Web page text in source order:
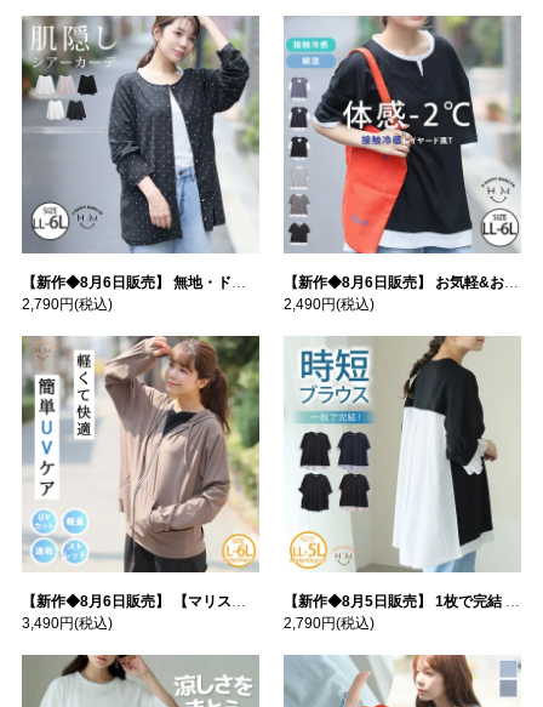
【新作◆8月6日販売】 無地・ドット柄から選べる 忍ばせ 活躍 シアー カーデ | 大きいサイズの通販ならハッピーマリリン
2,790円(税込)
【新作◆8月6日販売】 お気軽&お手軽 選べるデザイン 接触冷感 レイヤード風 コットン トップス | 大きいサイズの通販ならハッピーマリリン
2,490円(税込)
【新作◆8月6日販売】 【マリスポーツ】 運動初心者さんのための フード付き パーカー | 大きいサイズの通販ならハッピーマリリン
3,490円(税込)
【新作◆8月5日販売】 1枚で完結 袖口＆バック フハク使い トップス | 大きいサイズの通販ならハッピーマリリン
2,790円(税込)